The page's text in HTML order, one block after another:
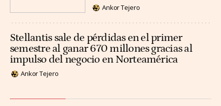
Ankor Tejero
Stellantis sale de pérdidas en el primer
semestre al ganar 670 millones gracias al
impulso del negocio en Norteamérica
Ankor Tejero